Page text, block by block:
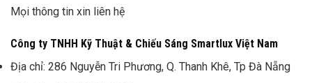
Mọi thông tin xin liên hệ
Công ty TNHH Kỹ Thuật & Chiếu Sáng Smartlux Việt Nam
Địa chỉ: 286 Nguyễn Tri Phương, Q. Thanh Khê, Tp Đà Nẵng